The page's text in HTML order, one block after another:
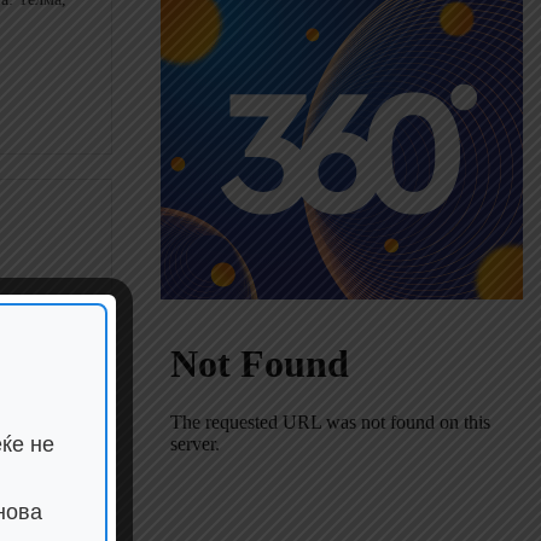
Канал
не